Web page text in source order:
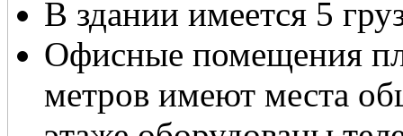
В здании имеется 5
Офисные помещения
метров имеют места